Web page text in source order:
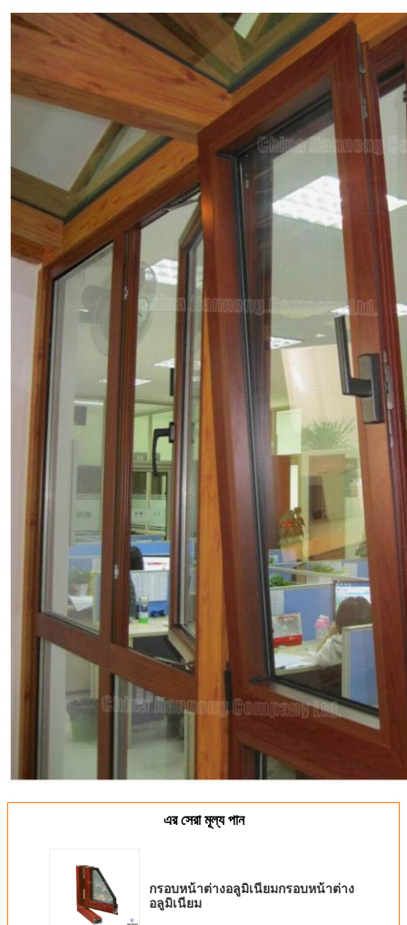
এর সেরা মূল্য পান
กรอบหน้าต่างอลูมิเนียมกรอบหน้าต่าง
อลูมิเนียม